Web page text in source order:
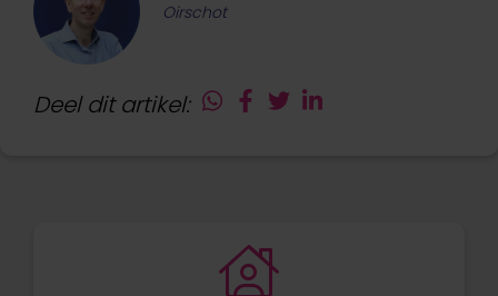
Oirschot
Deel dit artikel: